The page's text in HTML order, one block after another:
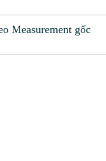
Measurement gốc